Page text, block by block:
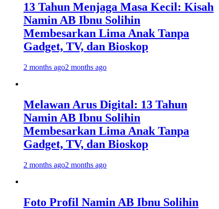
13 Tahun Menjaga Masa Kecil: Kisah
Namin AB Ibnu Solihin
Membesarkan Lima Anak Tanpa
Gadget, TV, dan Bioskop
2 months ago2 months ago
Melawan Arus Digital: 13 Tahun
Namin AB Ibnu Solihin
Membesarkan Lima Anak Tanpa
Gadget, TV, dan Bioskop
2 months ago2 months ago
Foto Profil Namin AB Ibnu Solihin